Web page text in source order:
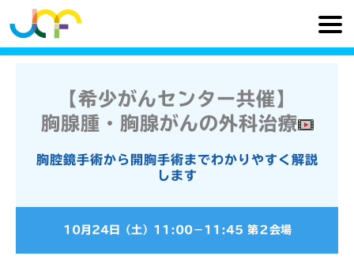
【希少がんセンター共催】
胸腺腫・胸腺がんの外科治療
胸腔鏡手術から開胸手術までわかりやすく解説
します
10月24日（土） 11:00− 11:45 第２会場